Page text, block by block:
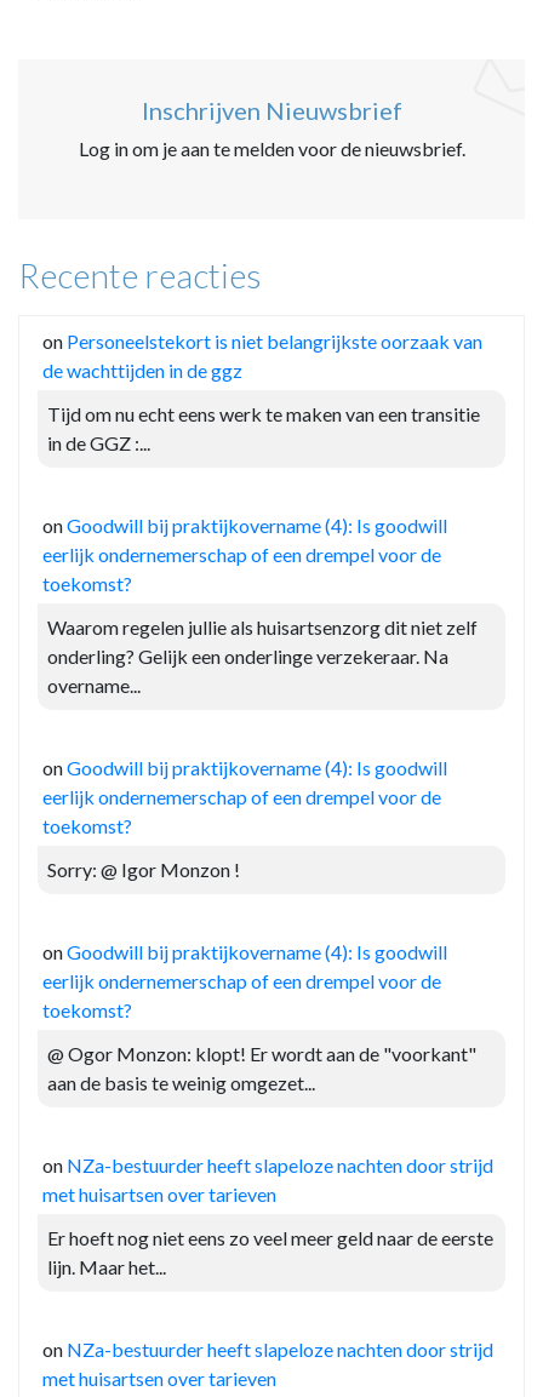
Inschrijven Nieuwsbrief
Log in om je aan te melden voor de nieuwsbrief.
Recente reacties
on Personeelstekort is niet belangrijkste oorzaak van
de wachttijden in de ggz
Tijd om nu echt eens werk te maken van een transitie
in de GGZ :...
onGoodwill bij praktijkovername (4): Is goodwill
eerlijk ondernemerschap of een drempel voor de
toekomst?
Waarom regelen jullie als huisartsenzorg dit niet zelf
onderling? Gelijk een onderlinge verzekeraar. Na
overname...
onGoodwill bij praktijkovername (4): Is goodwill
eerlijk ondernemerschap of een drempel voor de
toekomst?
Sorry: @ Igor Monzon !
onGoodwill bij praktijkovername (4): Is goodwill
eerlijk ondernemerschap of een drempel voor de
toekomst?
@ Ogor Monzon: klopt! Er wordt aan de "voorkant"
aan de basis te weinig omgezet...
on NZa-bestuurder heeft slapeloze nachten door strijd
met huisartsen over tarieven
Er hoeft nog niet eens zo veel meer geld naar de eerste
lijn. Maar het...
on NZa-bestuurder heeft slapeloze nachten door strijd
met huisartsen over tarieven